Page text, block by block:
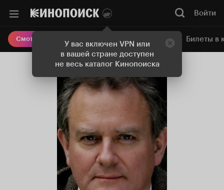
У вас включен VPN или
в вашей стране доступен
не весь каталог Кинопоиска
Войти
Смотреть кино Онлайн-кинотеатр Билеты в